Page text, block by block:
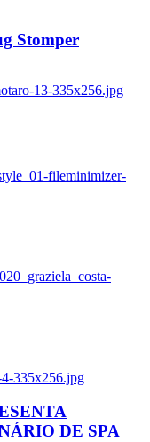
Stomper
13-335x256.jpg
fileminimizer-
4-335x256.jpg
DE SPA